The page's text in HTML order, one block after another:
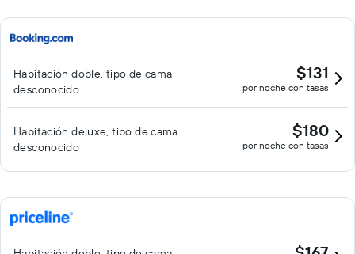
Habitación doble, tipo de cama
desconocido
$131
por noche con tasas
Habitación deluxe, tipo de cama
desconocido
$180
por noche con tasas